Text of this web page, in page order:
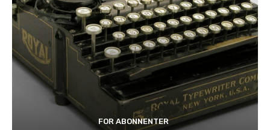
FOR ABONNENTER